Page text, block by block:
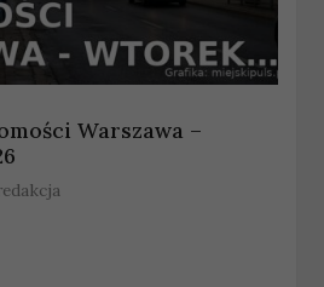
Warszawa –